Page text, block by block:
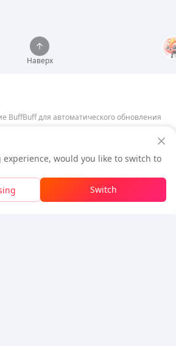
50 баллов (0.50 USD)+1 баллов (0.01
Пополнить
would you like to switch to
Switch
Наверх
BuffBuff для автоматического обновления
Скачать BuffBuff